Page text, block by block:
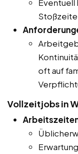
Eventuell
oft auf
Vollzeitjobs in